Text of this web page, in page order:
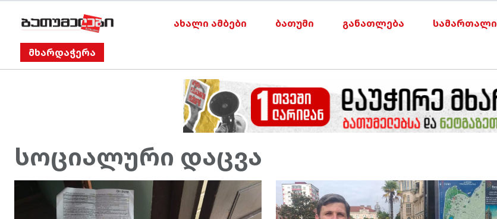
ახალი ამბები ბათუმი განათლება სამართალი
მხარდაჭერა
სოციალური დაცვა